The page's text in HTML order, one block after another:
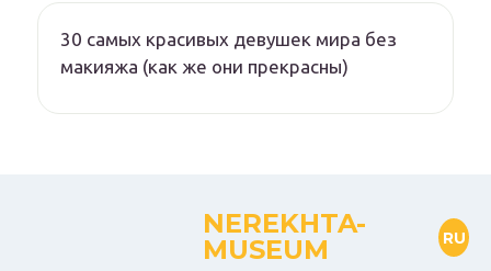
30 самых красивых девушек мира без
макияжа (как же они прекрасны)
NEREKHTA-
MUSEUM
RU